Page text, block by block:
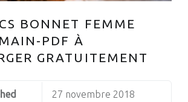
BONNET FEMME
PDF À
GRATUITEMENT
27 novembre 2018